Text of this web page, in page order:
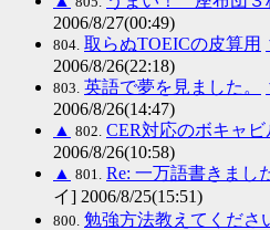
2006/8/27(00:49)
804. 取らぬTOEICの皮算用
2006/8/26(22:18)
803. 英語で夢を見ました。
2006/8/26(14:47)
▲ 802. CER対応のボキャ
2006/8/26(10:58)
▲ 801. Re: 一万語書きまし
イ] 2006/8/25(15:51)
800. 勉強方法教えてくださ